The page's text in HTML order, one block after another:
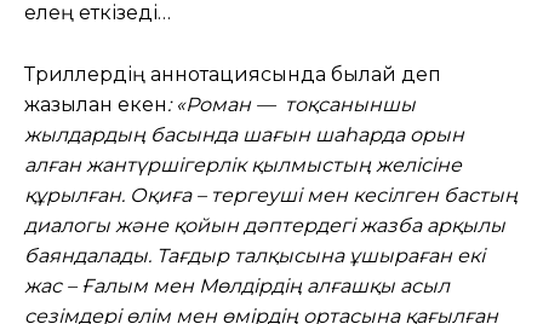
елең еткізеді…
Триллердің аннотациясында былай деп
жазылған екен: «Роман — тоқсаныншы
жылдардың басында шағын шаһарда орын
алған жантүршігерлік қылмыстың желісіне
құрылған. Оқиға – тергеуші мен кесілген бастың
диалогы және қойын дәптердегі жазба арқылы
баяндалады. Тағдыр талқысына ұшыраған екі
жас – Ғалым мен Мөлдірдің алғашқы асыл
сезімдері өлім мен өмірдің ортасына қағылған